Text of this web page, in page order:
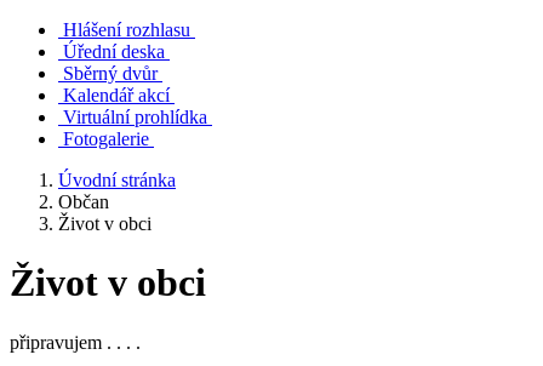
Hlášení rozhlasu
Úřední deska
Sběrný dvůr
Kalendář akcí
Virtuální prohlídka
Fotogalerie
Úvodní stránka
Občan
Život v obci
Život v obci
připravujem . . . .